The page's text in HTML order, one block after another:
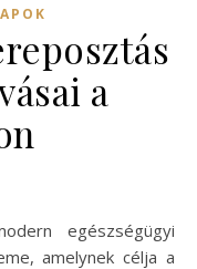
a
amelynek célja a